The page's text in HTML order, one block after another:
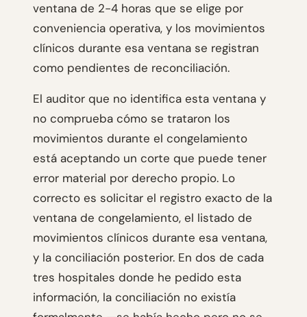
ventana de 2-4 horas que se elige por
conveniencia operativa, y los movimientos
clínicos durante esa ventana se registran
como pendientes de reconciliación.
El auditor que no identifica esta ventana y
no comprueba cómo se trataron los
movimientos durante el congelamiento
está aceptando un corte que puede tener
error material por derecho propio. Lo
correcto es solicitar el registro exacto de la
ventana de congelamiento, el listado de
movimientos clínicos durante esa ventana,
y la conciliación posterior. En dos de cada
tres hospitales donde he pedido esta
información, la conciliación no existía